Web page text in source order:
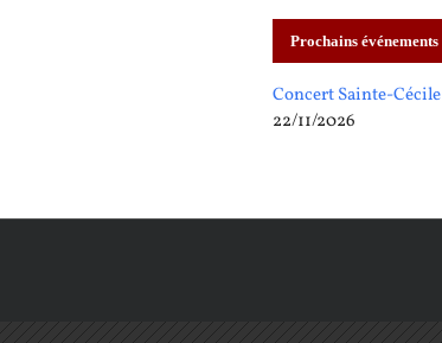
Prochains événements
Concert Sainte-Cécile
22/11/2026